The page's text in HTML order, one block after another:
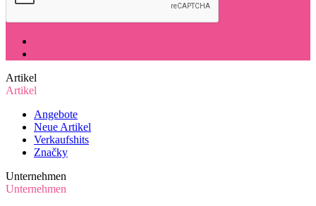
Artikel
Artikel
Angebote
Neue Artikel
Verkaufshits
Značky
Unternehmen
Unternehmen